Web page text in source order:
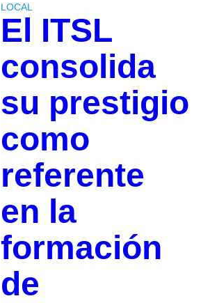
LOCAL
El ITSL
consolida
su prestigio
como
referente
en la
formación
de